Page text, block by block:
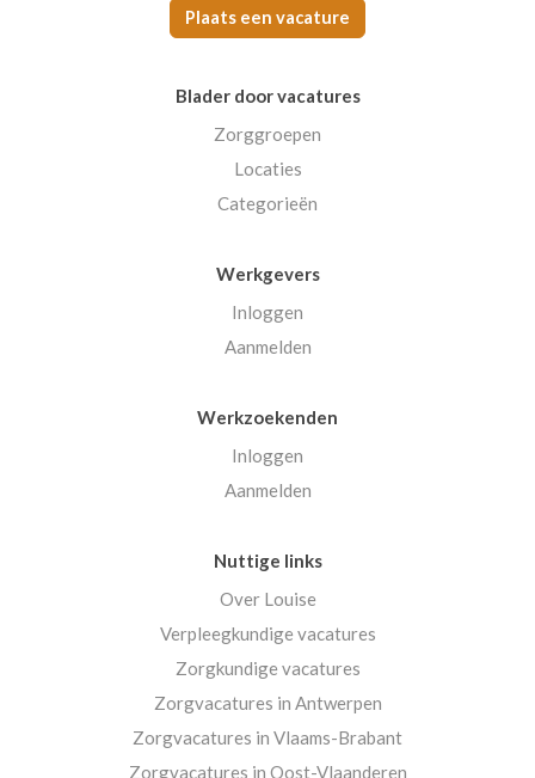
Plaats een vacature
Blader door vacatures
Zorggroepen
Locaties
Categorieën
Werkgevers
Inloggen
Aanmelden
Werkzoekenden
Inloggen
Aanmelden
Nuttige links
Over Louise
Verpleegkundige vacatures
Zorgkundige vacatures
Zorgvacatures in Antwerpen
Zorgvacatures in Vlaams-Brabant
Zorgvacatures in Oost-Vlaanderen